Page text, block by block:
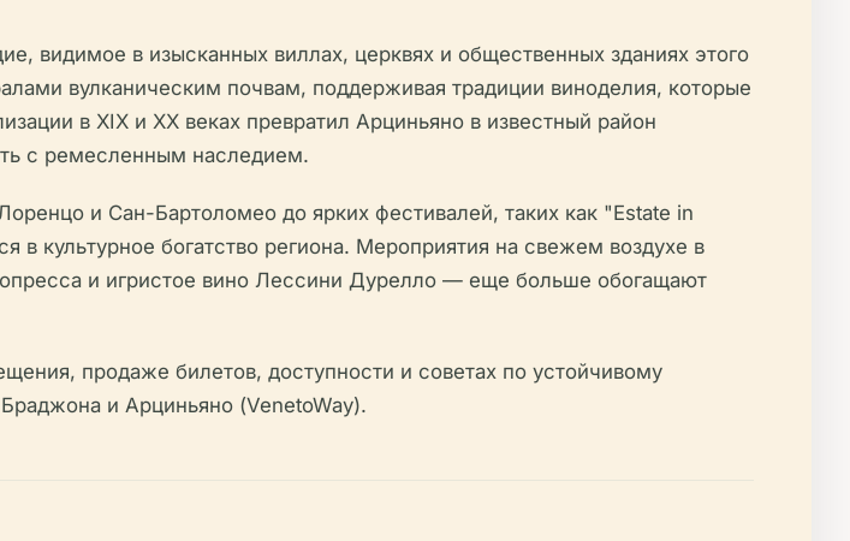
видимое в изысканных виллах, церквях и общественных зданиях этого
вулканическим почвам, поддерживая традиции виноделия, которые
в XIX и XX веках превратил Арциньяно в известный район
с ремесленным наследием.
и Сан-Бартоломео до ярких фестивалей, таких как "Estate in
в культурное богатство региона. Мероприятия на свежем воздухе в
и игристое вино Лессини Дурелло — еще больше обогащают
продаже билетов, доступности и советах по устойчивому
и Арциньяно (VenetoWay).